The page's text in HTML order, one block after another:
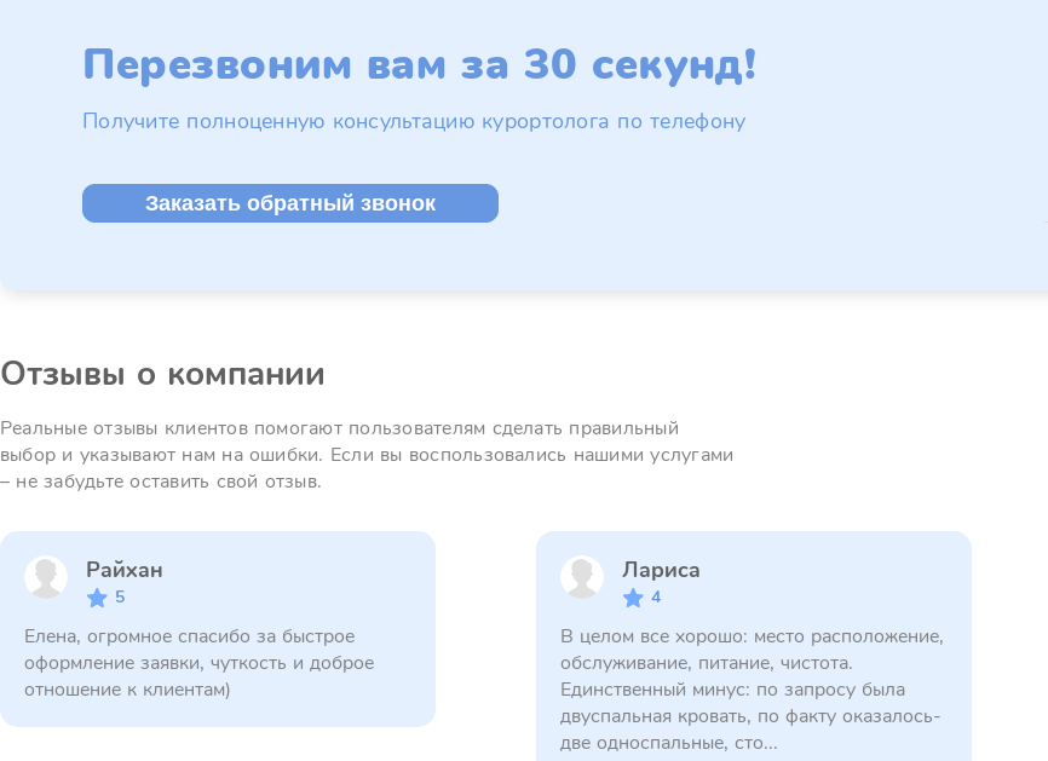
Перезвоним вам за 30 секунд!
Получите полноценную консультацию курортолога по телефону
Заказать обратный звонок
Отзывы о компании
Реальные отзывы клиентов помогают пользователям сделать правильный
выбор и указывают нам на ошибки. Если вы воспользовались нашими услугами
– не забудьте оставить свой отзыв.
Райхан
5
Елена, огромное спасибо за быстрое
оформление заявки, чуткость и доброе
отношение к клиентам)
Лариса
4
В целом все хорошо: место расположение,
обслуживание, питание, чистота.
Единственный минус: по запросу была
двуспальная кровать, по факту оказалось-
две односпальные, сто...